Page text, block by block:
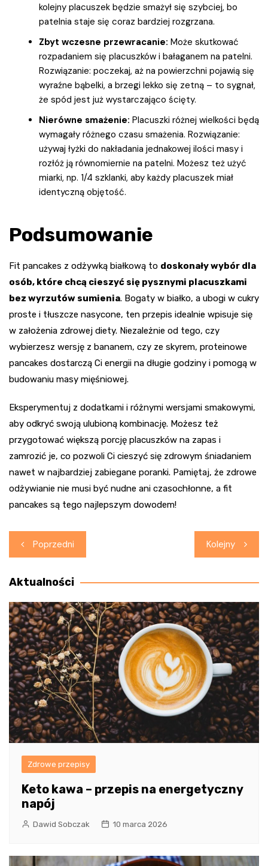
kolejny placuszek będzie smażył się szybciej, bo
patelnia staje się coraz bardziej rozgrzana.
Zbyt wczesne przewracanie: Może skutkować
rozpadaniem się placuszków i bałaganem na patelni.
Rozwiązanie: poczekaj, aż na powierzchni pojawią się
wyraźne bąbelki, a brzegi lekko się zetną – to sygnał,
że spód jest już wystarczająco ścięty.
Nierówne smażenie: Placuszki różnej wielkości będą
wymagały różnego czasu smażenia. Rozwiązanie:
używaj łyżki do nakładania jednakowej ilości masy i
rozłóż ją równomiernie na patelni. Możesz też użyć
miarki, np. 1/4 szklanki, aby każdy placuszek miał
identyczną objętość.
Podsumowanie
Fit pancakes z odżywką białkową to doskonały wybór dla
osób, które chcą cieszyć się pysznymi placuszkami
bez wyrzutów sumienia. Bogaty w białko, a ubogi w cukry
proste i tłuszcze nasycone, ten przepis idealnie wpisuje się
w założenia zdrowej diety. Niezależnie od tego, czy
wybierzesz wersję z bananem, czy ze skyrem, proteinowe
pancakes dostarczą Ci energii na długie godziny i pomogą w
budowaniu masy mięśniowej.
Eksperymentuj z dodatkami i różnymi wersjami smakowymi,
aby odkryć swoją ulubioną kombinację. Możesz też
przygotować większą porcję placuszków na zapas i
zamrozić je, co pozwoli Ci cieszyć się zdrowym śniadaniem
nawet w najbardziej zabiegane poranki. Pamiętaj, że zdrowe
odżywianie nie musi być nudne ani czasochłonne, a fit
pancakes są tego najlepszym dowodem!
Nawigacja
wpisu
Poprzedni Kolejny
Aktualności
Zdrowe przepisy
Keto kawa – przepis na energetyczny
napój
Dawid Sobczak 10 marca 2026